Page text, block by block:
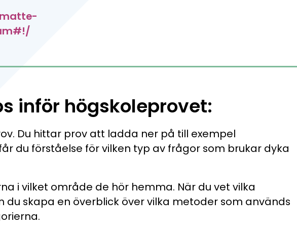
inför högskoleprovet:
Du hittar prov att ladda ner på till exempel
du förståelse för vilken typ av frågor som brukar dyka
i vilket område de hör hemma. När du vet vilka
du skapa en överblick över vilka metoder som används